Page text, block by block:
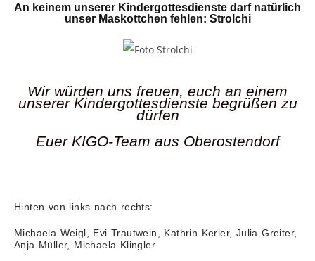
An keinem unserer Kindergottesdienste darf natürlich
unser Maskottchen fehlen: Strolchi
Wir würden uns freuen, euch an einem
unserer Kindergottesdienste begrüßen zu
dürfen
Euer KIGO-Team aus Oberostendorf
Hinten von links nach rechts:
Michaela Weigl, Evi Trautwein, Kathrin Kerler, Julia Greiter,
Anja Müller, Michaela Klingler